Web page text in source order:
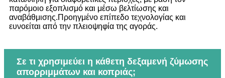
παρόμοιο εξοπλισμό και μέσω βελτίωσης και
αναβάθμισης.Προηγμένο επίπεδο τεχνολογίας και
ευνοείται από την πλειοψηφία της αγοράς.
Σε τι χρησιμεύει η κάθετη δεξαμενή ζύμωσης
απορριμμάτων και κοπριάς;